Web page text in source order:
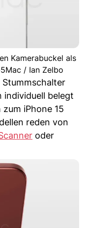
Kamerabuckel als
/ Ian Zelbo
individuell belegt
iPhone 15
reden von
oder